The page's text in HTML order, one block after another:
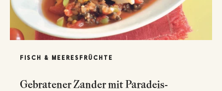
FISCH & MEERESFRÜCHTE
Gebratener Zander mit Paradeis-